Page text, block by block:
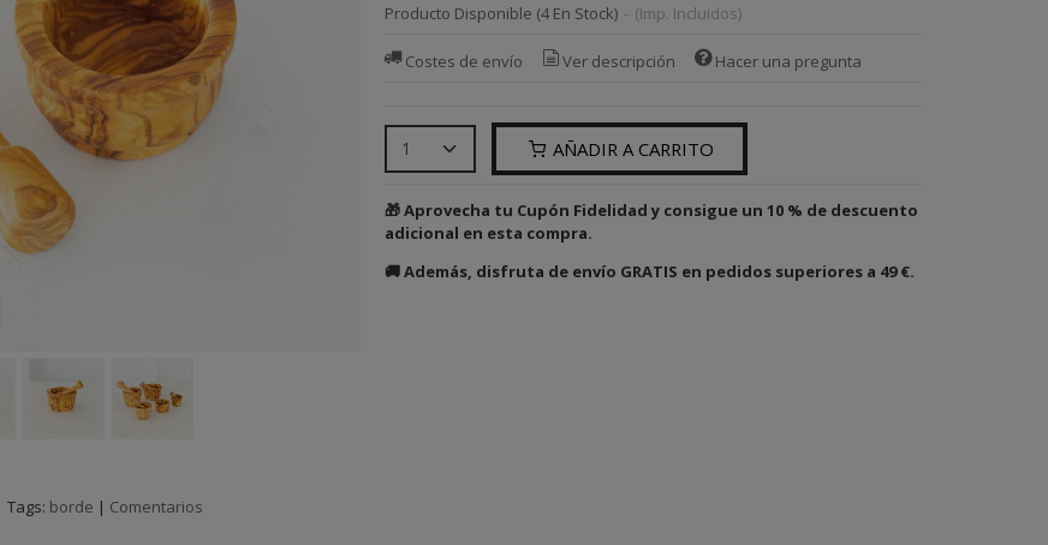
Producto Disponible (4 En Stock) - (Imp. Incluidos)
Costes de envío Ver descripción Hacer una pregunta
AÑADIR A CARRITO
🎁 Aprovecha tu Cupón Fidelidad y consigue un 10 % de descuento
adicional en esta compra.
🚚 Además, disfruta de envío GRATIS en pedidos superiores a 49 €.
Tags: borde | Comentarios